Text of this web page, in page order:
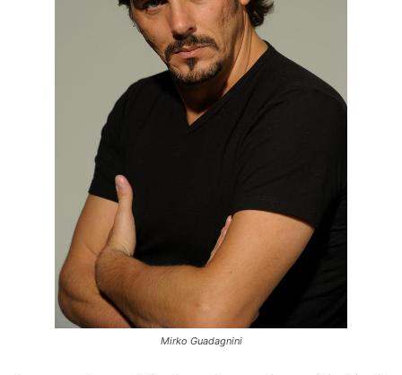
Mirko Guadagnini